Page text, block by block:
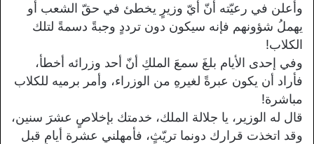
وأعلن في رعيّته أنّ أيّ وزيرٍ يخطئ في حقّ الشعب أو
يهملُ شؤونهم فإنه سيكون دون ترددٍ وجبةً دسمةً لتلك
الكلاب!
وفي إحدى الأيام بلغَ سمعَ الملكِ أنّ أحد وزرائه أخطأ،
فأراد أن يكون عبرةً لغيرهِ من الوزراء، وأمر برميه للكلاب
مباشرة!
قال له الوزير، يا جلالة الملك، خدمتك بإخلاصٍ عشرَ سنين،
وقد اتخذت قرارك دونما تريّثٍ، فأمهلني عشرة أيامٍ قبل